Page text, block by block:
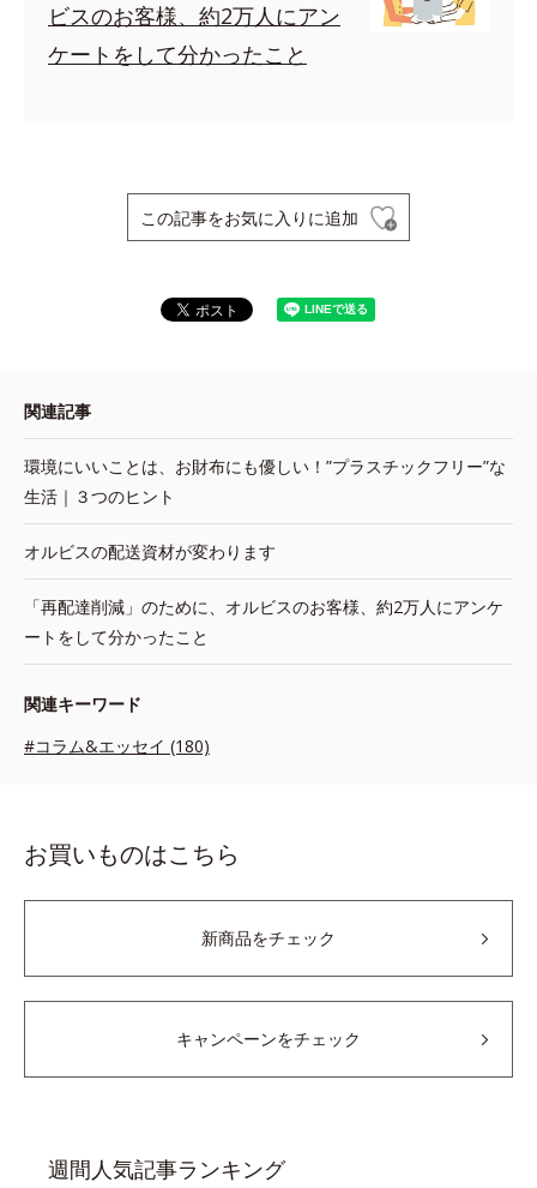
ビスのお客様、約2万人にアン
ケートをして分かったこと
この記事をお気に入りに追加
関連記事
環境にいいことは、お財布にも優しい！”プラスチックフリー”な
生活｜３つのヒント
オルビスの配送資材が変わります
「再配達削減」のために、オルビスのお客様、約2万人にアンケ
ートをして分かったこと
関連キーワード
#コラム&エッセイ (180)
お買いものはこちら
新商品をチェック
キャンペーンをチェック
週間人気記事ランキング